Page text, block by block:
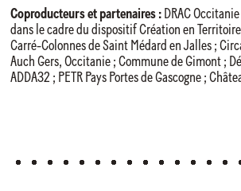
Coproducteurs et partenaires : DRAC
dans le cadre du dispositif Création en
Carré-Colonnes de Saint Médard en Jalles ;
Auch Gers, Occitanie ; Commune de Gimont ;
ADDA32 ; PETR Pays Portes de Gascogne ;